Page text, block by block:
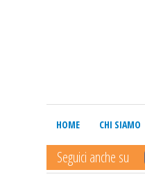
HOME CHI SIAMO
Seguici anche su